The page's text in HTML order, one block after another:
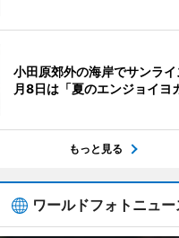
小田原郊外の海岸でサンラ
月8日は「夏のエンジョイヨ
もっと見る
ワールドフォトニュー